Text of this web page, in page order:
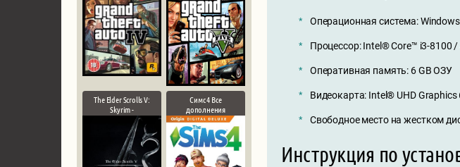
The Elder Scrolls V:
Skyrim -
Симс 4 Все
дополнения
Операционная система:
Процессор: Intel® Core™ i3-8100 /
Оперативная память: 6 GB ОЗУ
Видеокарта: Intel® UHD
Свободное место на жестком
Инструкция по